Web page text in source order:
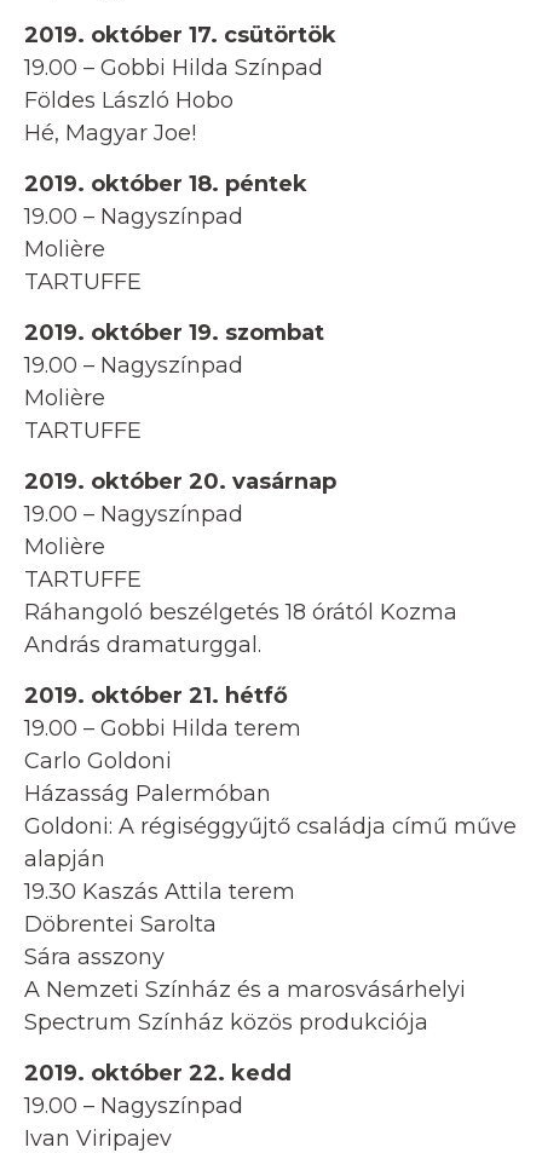
2019. október 17. csütörtök
19.00 – Gobbi Hilda Színpad
Földes László Hobo
Hé, Magyar Joe!
2019. október 18. péntek
19.00 – Nagyszínpad
Molière
TARTUFFE
2019. október 19. szombat
19.00 – Nagyszínpad
Molière
TARTUFFE
2019. október 20. vasárnap
19.00 – Nagyszínpad
Molière
TARTUFFE
Ráhangoló beszélgetés 18 órától Kozma
András dramaturggal.
2019. október 21. hétfő
19.00 – Gobbi Hilda terem
Carlo Goldoni
Házasság Palermóban
Goldoni: A régiséggyűjtő családja című műve
alapján
19.30 Kaszás Attila terem
Döbrentei Sarolta
Sára asszony
A Nemzeti Színház és a marosvásárhelyi
Spectrum Színház közös produkciója
2019. október 22. kedd
19.00 – Nagyszínpad
Ivan Viripajev